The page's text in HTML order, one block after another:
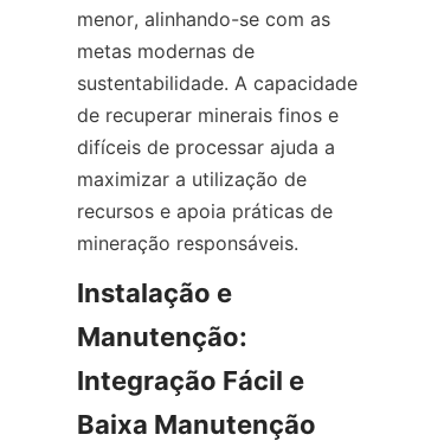
menor, alinhando-se com as
metas modernas de
sustentabilidade. A capacidade
de recuperar minerais finos e
difíceis de processar ajuda a
maximizar a utilização de
recursos e apoia práticas de
mineração responsáveis.
Instalação e
Manutenção:
Integração Fácil e
Baixa Manutenção